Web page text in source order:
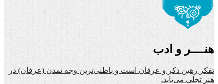
هنــــر و ادب
تفکر رهین ذکر و عرفان است و باطنی‌ترین وجه تمدن (عرفان) در
هنر تجلی می‌یابد.